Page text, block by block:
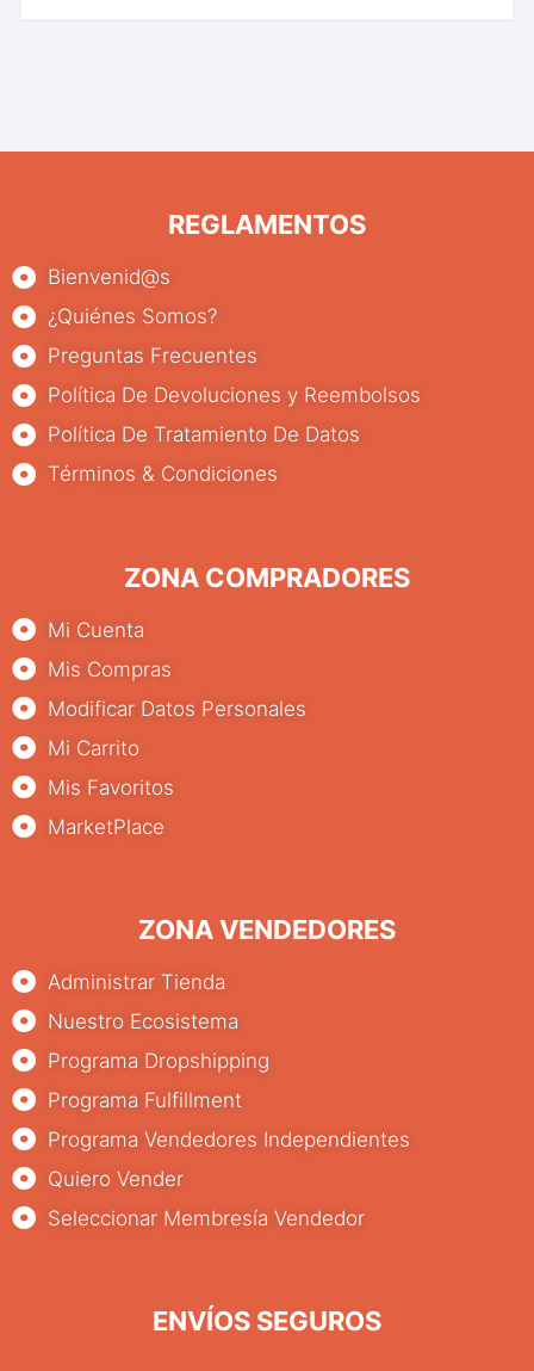
REGLAMENTOS
Bienvenid@s
¿Quiénes Somos?
Preguntas Frecuentes
Política De Devoluciones y Reembolsos
Política De Tratamiento De Datos
Términos & Condiciones
ZONA COMPRADORES
Mi Cuenta
Mis Compras
Modificar Datos Personales
Mi Carrito
Mis Favoritos
MarketPlace
ZONA VENDEDORES
Administrar Tienda
Nuestro Ecosistema
Programa Dropshipping
Programa Fulfillment
Programa Vendedores Independientes
Quiero Vender
Seleccionar Membresía Vendedor
ENVÍOS SEGUROS